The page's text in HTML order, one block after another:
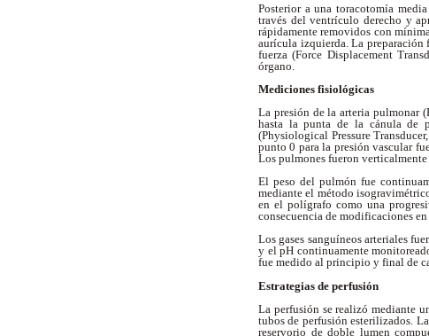
Posterior a una toracotomía
través del ventrículo derecho y
rápidamente removidos con
aurícula izquierda. La preparación
fuerza (Force Displacement
órgano.
Mediciones fisiológicas
La presión de la arteria pulmonar
hasta la punta de la cánula de
(Physiological Pressure
punto 0 para la presión vascular
Los pulmones fueron
El peso del pulmón fue
mediante el método
en el polígrafo como una
consecuencia de modificaciones
Los gases sanguíneos arteriales
y el pH continuamente
fue medido al principio y final de
Estrategias de perfusión
La perfusión se realizó mediante
tubos de perfusión esterilizados.
reservorio de doble lumen